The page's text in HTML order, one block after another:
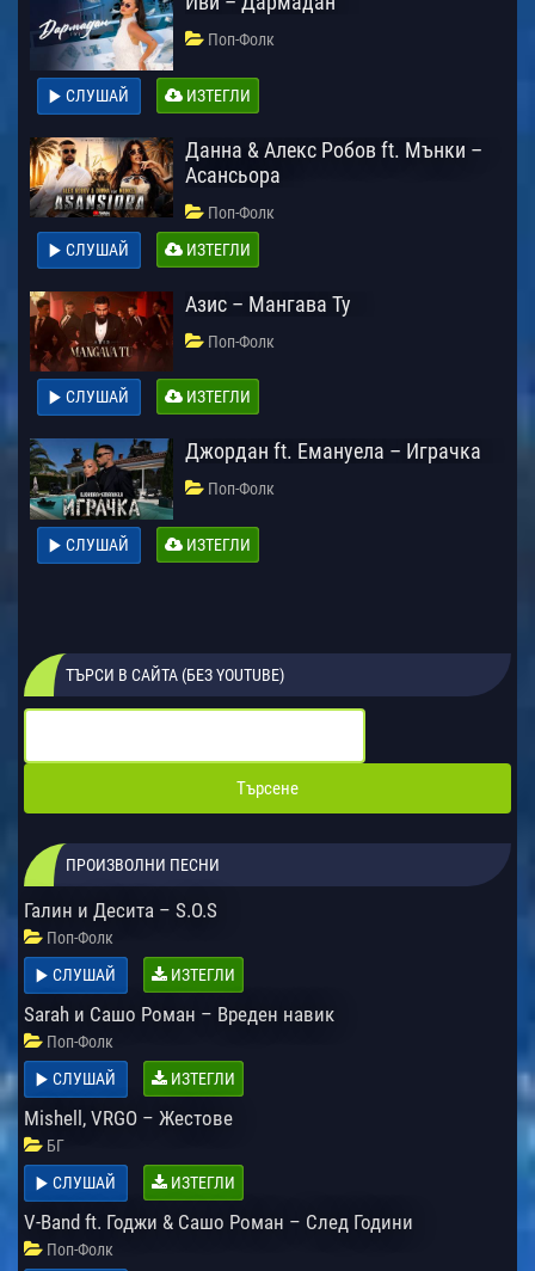
Поп-Фолк
СЛУШАЙ ИЗТЕГЛИ
Данна & Алекс Робов ft. Мънки –
Асансьора
Поп-Фолк
СЛУШАЙ
ИЗТЕГЛИ
Азис – Мангава Ту
Поп-Фолк
СЛУШАЙ ИЗТЕГЛИ
Джордан ft. Емануела – Играчка
Поп-Фолк
СЛУШАЙ ИЗТЕГЛИ
ТЪРСИ В САЙТА (БЕЗ YOUTUBE)
ПРОИЗВОЛНИ ПЕСНИ
Галин и Десита – S.O.S
Поп-Фолк
СЛУШАЙ
ИЗТЕГЛИ
Sarah и Сашо Роман – Вреден навик
Поп-Фолк
СЛУШАЙ
ИЗТЕГЛИ
Mishell, VRGO – Жестове
БГ
СЛУШАЙ
ИЗТЕГЛИ
V-Band ft. Годжи & Сашо Роман – След Години
Поп-Фолк